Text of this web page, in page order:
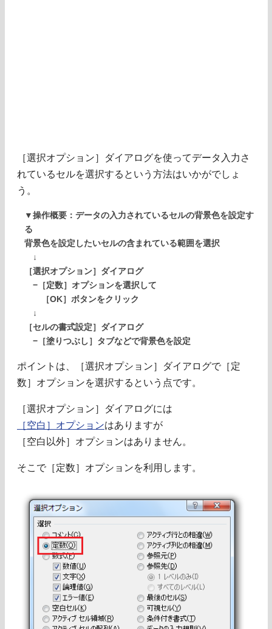
［選択オプション］ダイアログを使ってデータ入力さ
れているセルを選択するという方法はいかがでしょ
う。
▼操作概要：データの入力されているセルの背景色を設定す
る
背景色を設定したいセルの含まれている範囲を選択
↓
［選択オプション］ダイアログ
−［定数］オプションを選択して
［OK］ボタンをクリック
↓
［セルの書式設定］ダイアログ
−［塗りつぶし］タブなどで背景色を設定
ポイントは、［選択オプション］ダイアログで［定
数］オプションを選択するという点です。
［選択オプション］ダイアログには
［空白］オプションはありますが
［空白以外］オプションはありません。
そこで［定数］オプションを利用します。